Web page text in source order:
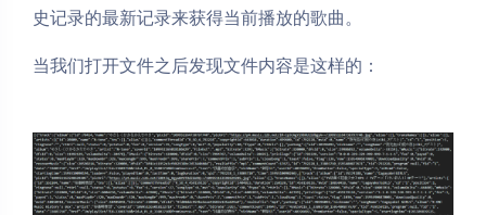
史记录的最新记录来获得当前播放的歌曲。
当我们打开文件之后发现文件内容是这样的：